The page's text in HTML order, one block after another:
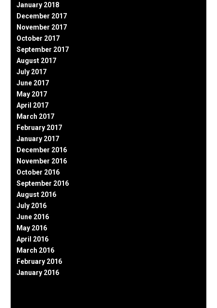
January 2018
December 2017
November 2017
October 2017
September 2017
August 2017
July 2017
June 2017
May 2017
April 2017
March 2017
February 2017
January 2017
December 2016
November 2016
October 2016
September 2016
August 2016
July 2016
June 2016
May 2016
April 2016
March 2016
February 2016
January 2016